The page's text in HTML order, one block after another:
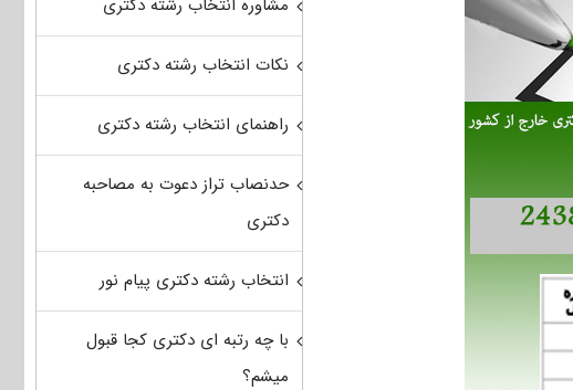
نکات انتخاب رشته دکتری
راهنمای انتخاب رشته دکتری
حدنصاب تراز دعوت به مصاحبه
دکتری
انتخاب رشته دکتری پیام نور
با چه رتبه ای دکتری کجا قبول
میشم؟